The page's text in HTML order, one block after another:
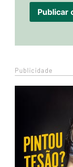
Publicidade